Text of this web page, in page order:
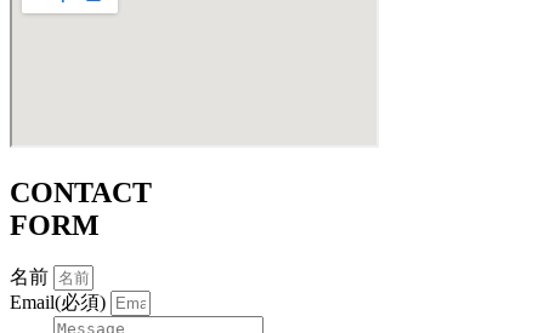
CONTACT
FORM
名前
Email(必須)